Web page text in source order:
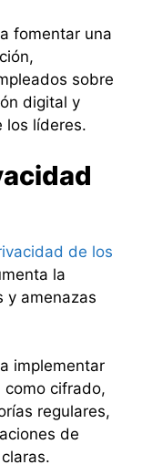
fomentar una
sobre
digital y
los líderes.
de los
la
y amenazas
implementar
cifrado,
regulares,
de